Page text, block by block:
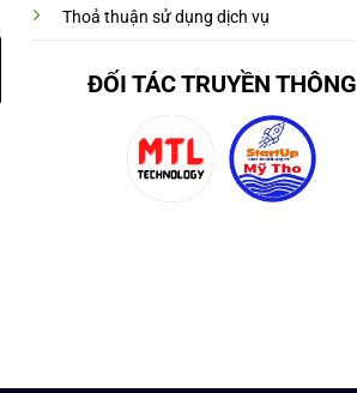
Thoả thuận sử dụng dịch vụ
ĐỐI TÁC TRUYỀN THÔNG